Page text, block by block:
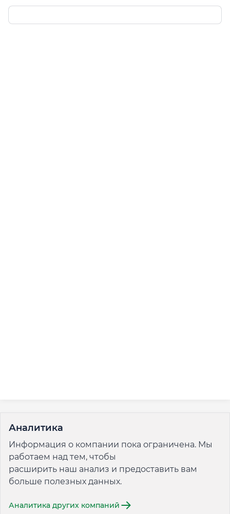
Аналитика
Информация о компании пока ограничена. Мы
работаем над тем, чтобы
расширить наш анализ и предоставить вам
больше полезных данных.
Аналитика других компаний